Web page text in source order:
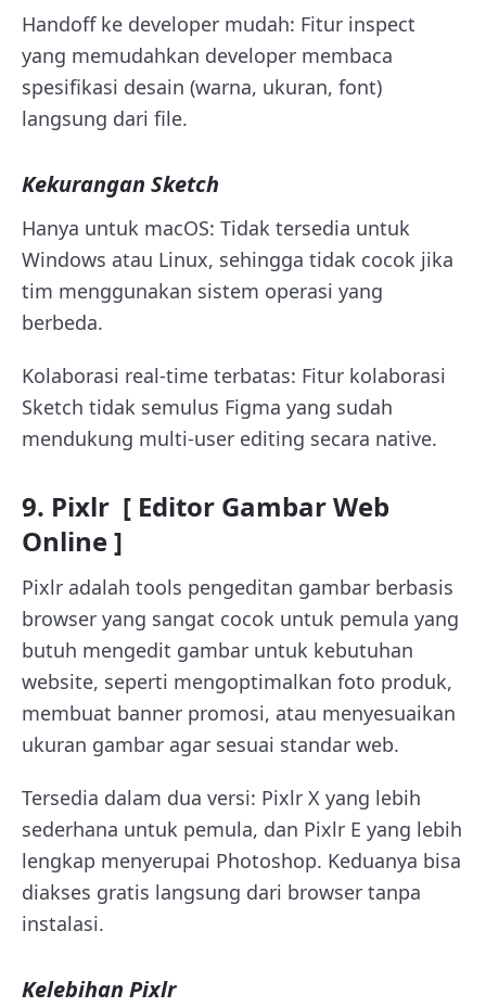
Handoff ke developer mudah: Fitur inspect
yang memudahkan developer membaca
spesifikasi desain (warna, ukuran, font)
langsung dari file.
Kekurangan Sketch
Hanya untuk macOS: Tidak tersedia untuk
Windows atau Linux, sehingga tidak cocok jika
tim menggunakan sistem operasi yang
berbeda.
Kolaborasi real-time terbatas: Fitur kolaborasi
Sketch tidak semulus Figma yang sudah
mendukung multi-user editing secara native.
9. Pixlr [ Editor Gambar Web
Online ]
Pixlr adalah tools pengeditan gambar berbasis
browser yang sangat cocok untuk pemula yang
butuh mengedit gambar untuk kebutuhan
website, seperti mengoptimalkan foto produk,
membuat banner promosi, atau menyesuaikan
ukuran gambar agar sesuai standar web.
Tersedia dalam dua versi: Pixlr X yang lebih
sederhana untuk pemula, dan Pixlr E yang lebih
lengkap menyerupai Photoshop. Keduanya bisa
diakses gratis langsung dari browser tanpa
instalasi.
Kelebihan Pixlr